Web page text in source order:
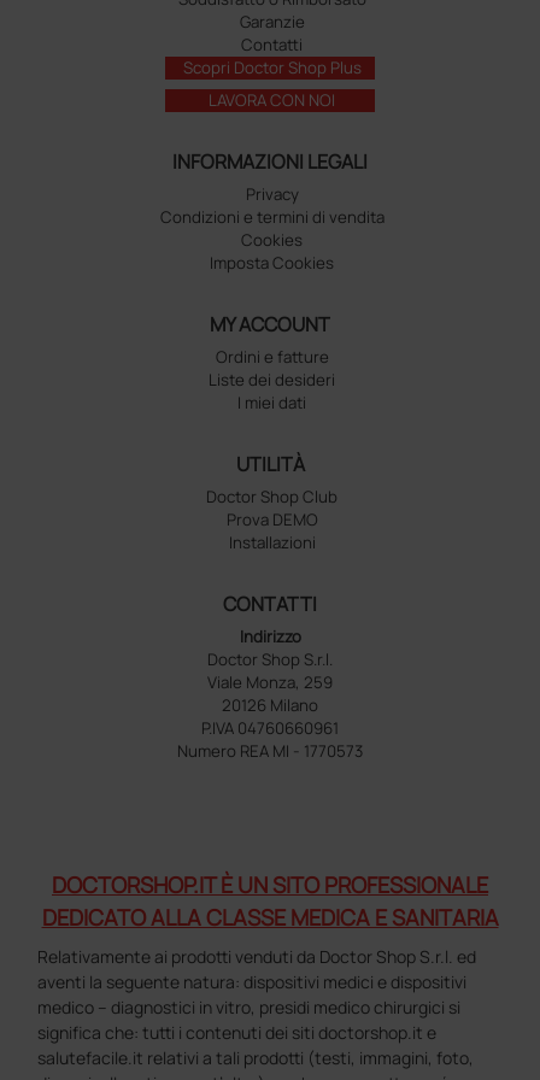
Garanzie
Contatti
Scopri Doctor Shop Plus
LAVORA CON NOI
INFORMAZIONI LEGALI
Privacy
Condizioni e termini di vendita
Cookies
Imposta Cookies
MY ACCOUNT
Ordini e fatture
Liste dei desideri
I miei dati
UTILITÀ
Doctor Shop Club
Prova DEMO
Installazioni
CONTATTI
Indirizzo
Doctor Shop S.r.l.
Viale Monza, 259
20126 Milano
P.IVA 04760660961
Numero REA MI - 1770573
DOCTORSHOP.IT È UN SITO PROFESSIONALE
DEDICATO ALLA CLASSE MEDICA E SANITARIA
Relativamente ai prodotti venduti da Doctor Shop S.r.l. ed
aventi la seguente natura: dispositivi medici e dispositivi
medico – diagnostici in vitro, presidi medico chirurgici si
significa che: tutti i contenuti dei siti doctorshop.it e
salutefacile.it relativi a tali prodotti (testi, immagini, foto,